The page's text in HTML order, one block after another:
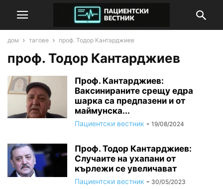
дом тагове проф. Тодор Кантарджиев
проф. Тодор Кантарджиев
Проф. Кантарджиев:
Ваксинираните срещу едра
шарка са предпазени и от
маймунска...
Пациентски вестник - 19/08/2024
Проф. Тодор Кантарджиев:
Случаите на ухапани от
кърлежи се увеличават
Пациентски вестник - 30/05/2023